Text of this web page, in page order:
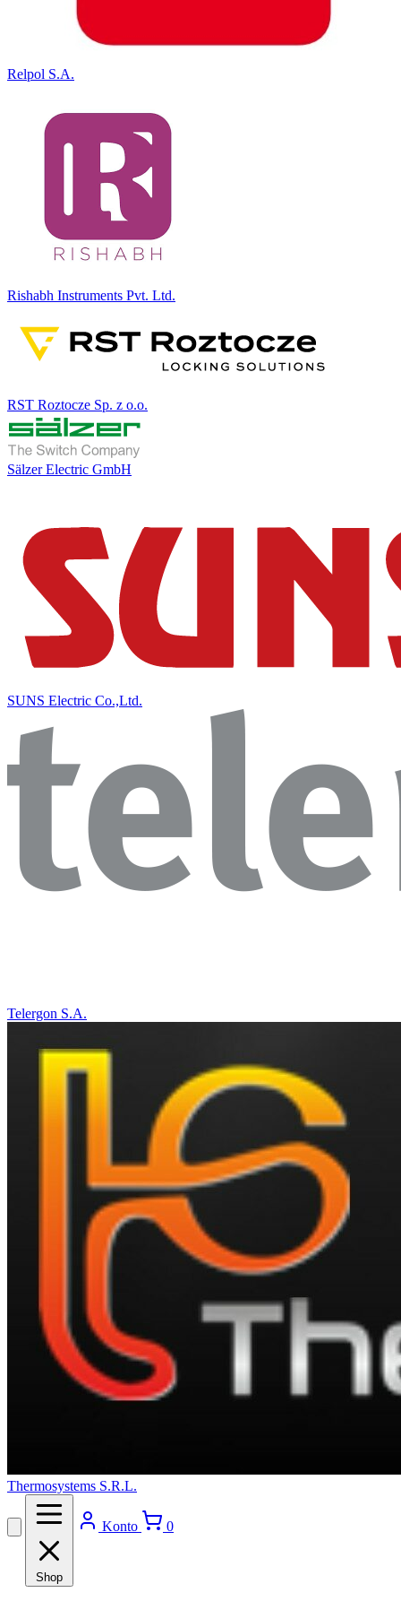
Relpol S.A.
Rishabh Instruments Pvt. Ltd.
RST Roztocze Sp. z o.o.
Sälzer Electric GmbH
SUNS Electric Co.,Ltd.
Telergon S.A.
Thermosystems S.R.L.
Shop
Konto 0